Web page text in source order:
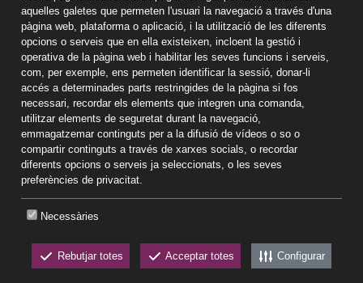
Política de Cookies
aquelles galetes que permeten l'usuari la navegació a través d'una
pàgina web, plataforma o aplicació, i la utilització de les diferents
opcions o serveis que en ella existeixen, incloent la gestió i
operativa de la pàgina web i habilitar les seves funcions i serveis,
com, per exemple, ens permeten identificar la sessió, donar-li
accés a determinades parts restringides de la pàgina si fos
necessari, recordar els elements que integren una comanda,
utilitzar elements de seguretat durant la navegació,
emmagatzemar continguts per a la difusió de vídeos o so o
compartir continguts a través de xarxes socials, o recordar
diferents opcions o serveis ja seleccionats, o les seves
preferències de privacitat.
Necessàries
Rebutjar totes Acceptar totes Configurar